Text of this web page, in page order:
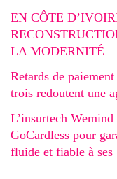
EN CÔTE
LA MODERNITÉ
Retards de
trois redoutent une
L’insurtech
GoCardless pour
fluide et fiable à ses